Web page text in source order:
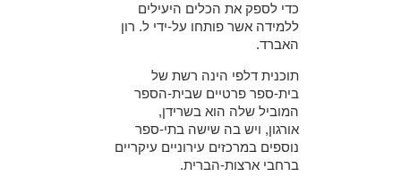
כדי לספק את הכלים היעילים
ללמידה אשר פותחו על-ידי ל. רון
האברד.
תוכנית דלפי הינה רשת של
בית-ספר פרטיים שבית-הספר
המוביל שלה הוא בשרידן,
אורגון, ויש בה שישה בתי-ספר
נוספים במרכזים עירוניים עיקריים
ברחבי ארצות-הברית.